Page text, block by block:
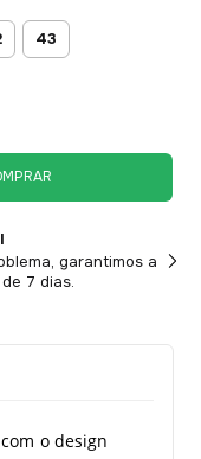
43
garantimos a
7 dias.
o design